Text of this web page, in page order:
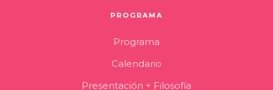
PROGRAMA
Programa
Calendario
Presentación + Filosofía